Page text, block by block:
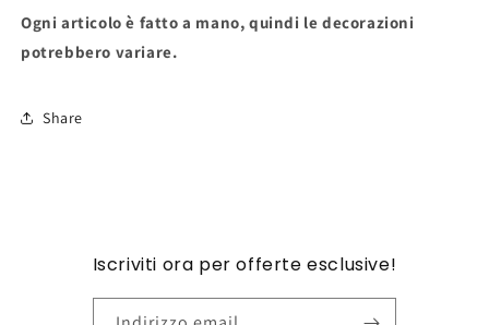
Ogni articolo è fatto a mano, quindi le decorazioni
potrebbero variare.
Share
Iscriviti ora per offerte esclusive!